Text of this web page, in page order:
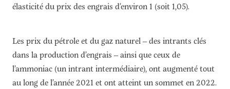
élasticité du prix des engrais d’environ 1 (soit 1,05).
Les prix du pétrole et du gaz naturel – des intrants clés
dans la production d’engrais – ainsi que ceux de
l’ammoniac (un intrant intermédiaire), ont augmenté tout
au long de l’année 2021 et ont atteint un sommet en 2022.